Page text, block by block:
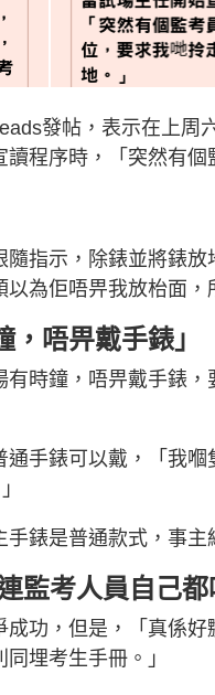
發帖，表示在上
程序時，「突然有
指示，除錶並將錶
為佢唔畀我放枱面
唔畀戴手錶」
時鐘，唔畀戴手錶
手錶可以戴，「我
錶是普通款式，事主
監考人員自己都
功，但是，「真係
埋考生手冊。」